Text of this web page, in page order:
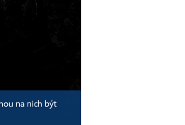
na nich být